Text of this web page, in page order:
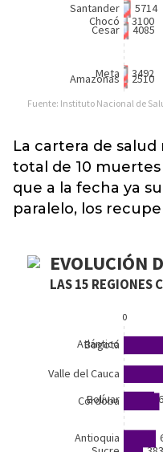
La cartera de
total de 10 muertes
que a la fecha ya
paralelo, los